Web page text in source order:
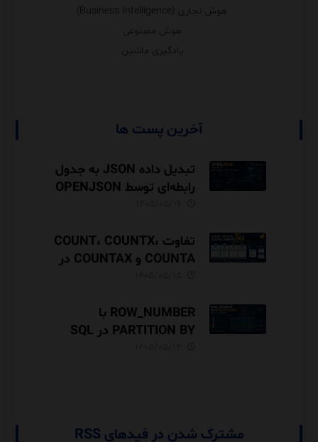
هوش تجاری (Business Intelligence)
هوش مصنوعی
یادگیری ماشین
آخرین پست ها
تبدیل داده JSON به جدول
رابطه‌ای توسط OPENJSON
تفاوت COUNT، COUNTX،
COUNTA و COUNTAX در
ROW_NUMBER با
PARTITION BY در SQL
مشترک شدن در فیدهای RSS